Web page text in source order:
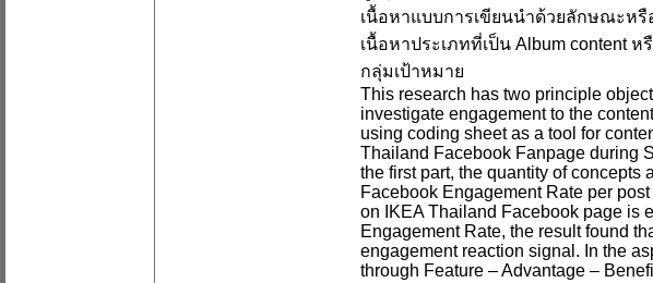
เนื้อหาแบบการเขียนนำด้วยลักษณะหรื
เนื้อหาประเภทที่เป็น Album content
กลุ่มเป้าหมาย
This research has two principle
investigate engagement to the
using coding sheet as a tool for
Thailand Facebook Fanpage during
the first part, the quantity of
Facebook Engagement Rate per
on IKEA Thailand Facebook page is
Engagement Rate, the result found
engagement reaction signal. In the
through Feature – Advantage –